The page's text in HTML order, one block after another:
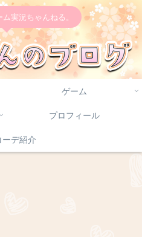
実況ちゃんねる。
ゲーム
プロフィール
ーデ紹介